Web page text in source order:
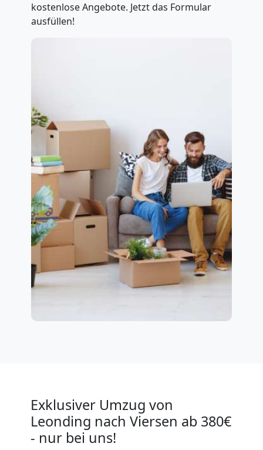
kostenlose Angebote. Jetzt das Formular
ausfüllen!
Exklusiver Umzug von
Leonding nach Viersen ab 380€
- nur bei uns!